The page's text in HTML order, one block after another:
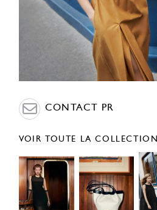
CONTACT PR
VOIR TOUTE LA COLLECTION